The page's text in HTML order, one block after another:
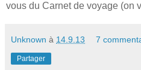
vous du Carnet de voyage (on
Unknown à 14.9.13 7
Partager